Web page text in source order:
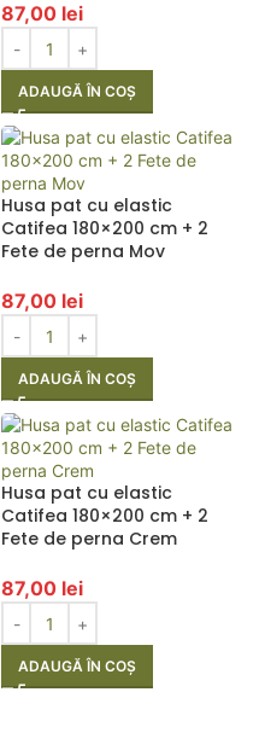
87,00 lei
ADAUGĂ ÎN COȘ
Husa pat cu elastic
Catifea 180×200 cm + 2
Fete de perna Mov
87,00 lei
ADAUGĂ ÎN COȘ
Husa pat cu elastic
Catifea 180×200 cm + 2
Fete de perna Crem
87,00 lei
ADAUGĂ ÎN COȘ